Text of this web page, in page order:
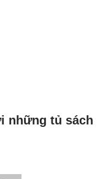
những tủ sách